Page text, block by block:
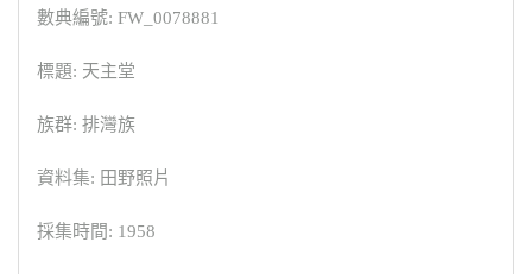
數典編號: FW_0078881
標題: 天主堂
族群: 排灣族
資料集: 田野照片
採集時間: 1958